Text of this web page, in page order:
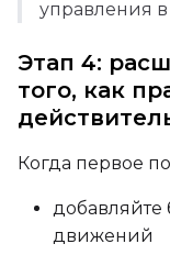
управления в
Этап 4:
того, как
Когда первое
добавляйте
движений